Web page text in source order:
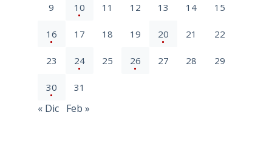
9 10 11 12 13 14 15
16 17 18 19 20 21 22
23 24 25 26 27 28 29
30 31
« Dic Feb »